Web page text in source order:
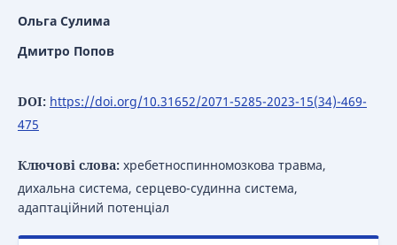
Ольга Сулима
Дмитро Попов
DOI: https://doi.org/10.31652/2071-5285-2023-15(34)-469-
475
Ключові слова: хребетноспинномозкова травма,
дихальна система, серцево-судинна система,
адаптаційний потенціал